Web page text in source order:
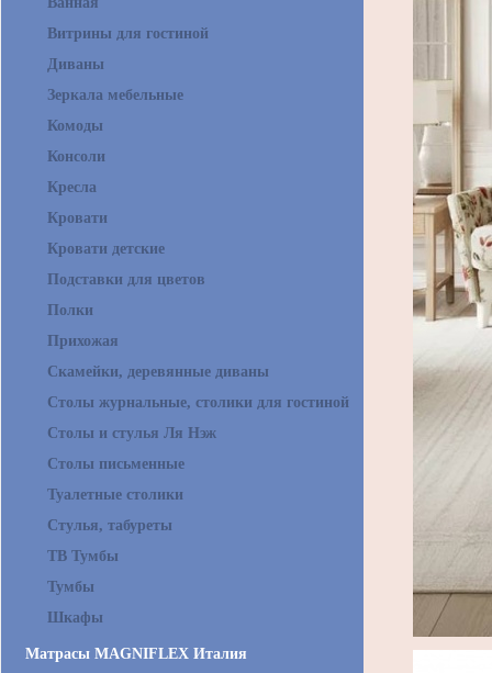
Витрины для гостиной
Диваны
Зеркала мебельные
Комоды
Консоли
Кресла
Кровати
Кровати детские
Подставки для цветов
Полки
Прихожая
Скамейки, деревянные диваны
Столы журнальные, столики для гостиной
Столы и стулья Ля Нэж
Столы письменные
Туалетные столики
Стулья, табуреты
ТВ Тумбы
Тумбы
Шкафы
Матрасы MAGNIFLEX Италия